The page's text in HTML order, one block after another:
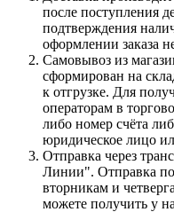
после поступления
подтверждения
оформлении заказа
Самовывоз из
сформирован на
к отгрузке. Для
операторам в
либо номер счёта
юридическое лицо
Отправка через
Линии". Отправка
вторникам и
можете получить у